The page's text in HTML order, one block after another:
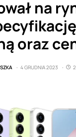
na
oraz
4 GRUDNIA 2023